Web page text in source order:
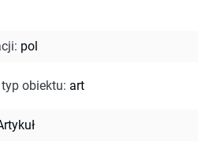
: pol
obiektu: art